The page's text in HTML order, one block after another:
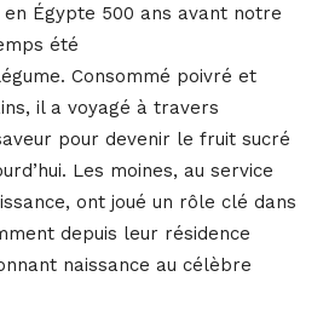
Égypte 500 ans avant notre
été
Consommé poivré et
il a voyagé à travers
pour devenir le fruit sucré
Les moines, au service
ont joué un rôle clé dans
depuis leur résidence
naissance au célèbre